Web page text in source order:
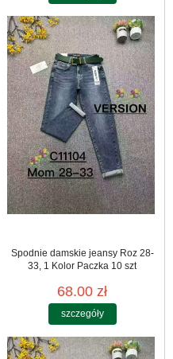
Spodnie damskie jeansy Roz 28-
33, 1 Kolor Paczka 10 szt
68.00 zł
szczegóły